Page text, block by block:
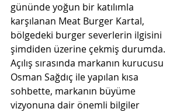
gününde yoğun bir katılımla
karşılanan Meat Burger Kartal,
bölgedeki burger severlerin ilgisini
şimdiden üzerine çekmiş durumda.
Açılış sırasında markanın kurucusu
Osman Sağdıç ile yapılan kısa
sohbette, markanın büyüme
vizyonuna dair önemli bilgiler